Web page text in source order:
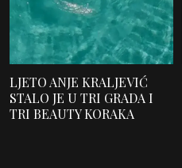
LJETO ANJE KRALJEVIĆ
STALO JE U TRI GRADA I
TRI BEAUTY KORAKA